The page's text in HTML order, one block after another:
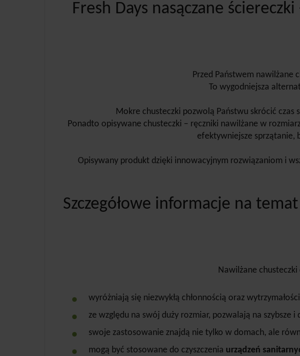
Fresh Days nasączane
Przed Państwem nawilżane
To wygodniejsza
Mokre chusteczki pozwolą Państwu skrócić czas
Ponadto opisywane chusteczki – ręczniki nawilżane w
efektywniejsze sprzątanie,
Opisywany produkt dzięki innowacyjnym rozwiązaniom i
Szczegółowe informacje na
Nawilżane chusteczki
wyróżniają się niezwykłą chłonnością oraz
ze względu na swój duży rozmiar, pozwalają na szybsze i
swoje zastosowanie znajdą nie tylko w domach, ale
mogą być stosowane do czyszczenia urządzeń